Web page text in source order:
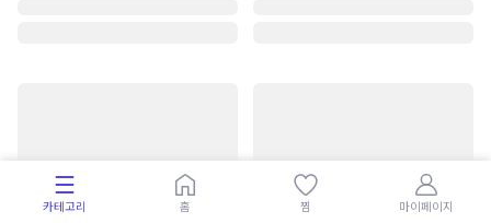
카테고리 홈 찜 마이페이지